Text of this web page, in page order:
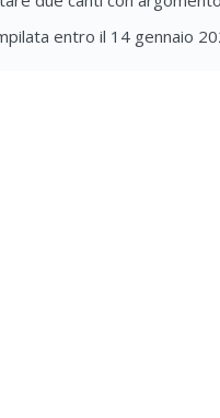
entro il 14 gennaio